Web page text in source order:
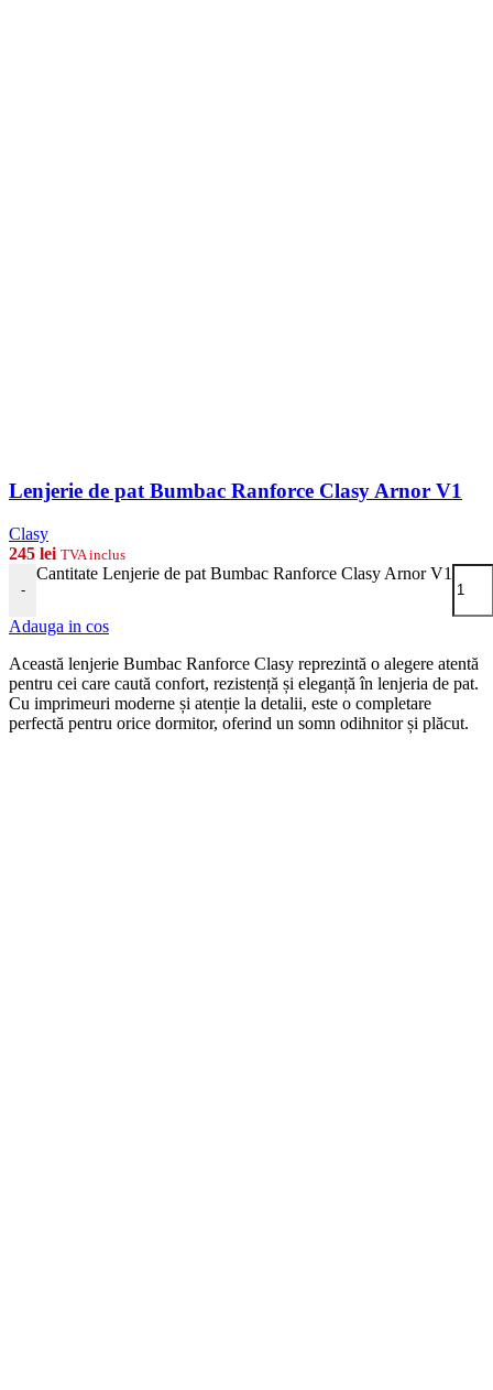
Lenjerie de pat Bumbac Ranforce Clasy Arnor V1
Clasy
245 lei TVA inclus
-
Cantitate Lenjerie de pat Bumbac Ranforce Clasy Arnor V1
Adauga in cos
Această lenjerie Bumbac Ranforce Clasy reprezintă o alegere atentă
pentru cei care caută confort, rezistență și eleganță în lenjeria de pat.
Cu imprimeuri moderne și atenție la detalii, este o completare
perfectă pentru orice dormitor, oferind un somn odihnitor și plăcut.